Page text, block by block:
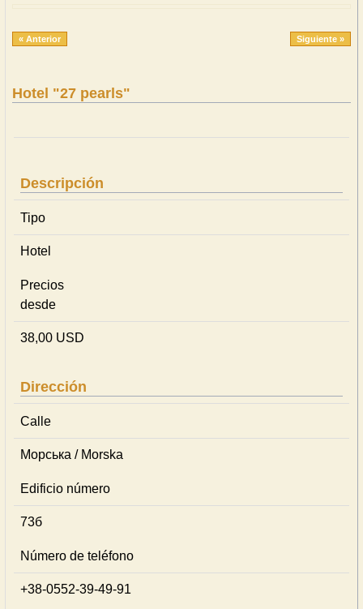
« Anterior Siguiente »
Hotel "27 pearls"
Descripción
Tipo
Hotel
Precios
desde
38,00 USD
Dirección
Calle
Морська / Morska
Edificio número
73б
Número de teléfono
+38-0552-39-49-91